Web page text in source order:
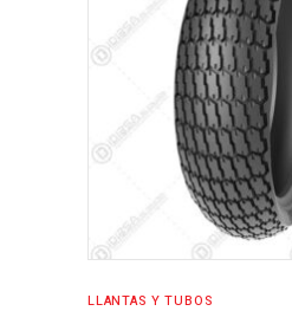
LLANTAS Y TUBOS